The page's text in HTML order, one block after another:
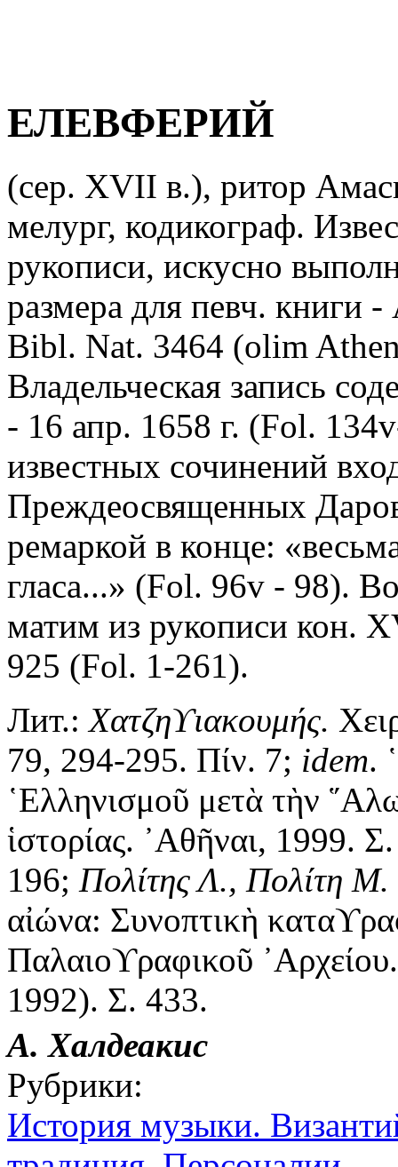
ЕЛЕВФЕРИЙ
(сер. XVII в.), ритор
мелург, кодикограф.
рукописи, искусно
размера для певч. книги
Bibl. Nat. 3464 (olim
Владельческая запись
- 16 апр. 1658 г. (Fol.
известных сочинений
Преждеосвященных
ремаркой в конце:
гласа...» (Fol. 96v - 98).
матим из рукописи кон.
925 (Fol. 1-261).
Лит.:Χατζηϒιακουμής.
79, 294-295. Πίν. 7; idem.
῾Ελληνισμοῦ μετὰ τὴν
ἱστορίας. ᾿Αθῆναι, 1999. Σ
196; Πολίτης Λ., Πολίτη Μ.
αἰώνα: Συνοπτικὴ
Παλαιοϒραφικοῦ
1992). Σ. 433.
А. Халдеакис
Рубрики:
История музыки.